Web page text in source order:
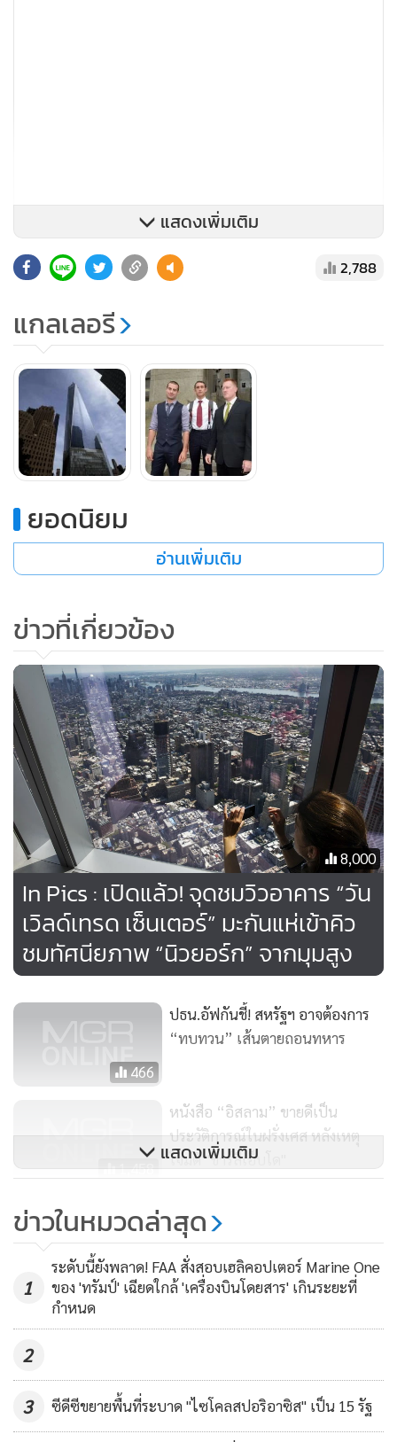
ศาลจะประกาศคำตัดสินลงโทษ รอสซิก และ แบรดี ในวันที่ 10
สามคนมีสิทธิ์ได้เข้าไปนอนในคุกสูงสุด 1 ปี
อาคารสูงระฟ้ากรุกระจกหลังนี้ถูกสร้างขึ้นบนที่ดินเดิมของ
อาคารแฝดเวิลด์เทรดเซ็นเตอร์ ซึ่งถูกผู้ก่อการร้ายจี้เครื่องบินพุ่ง
ชนเมื่อวันที่ 11 กันยายน ปี 2001 จนทำให้อาคารถล่มและมีผู้
เสียชีวิตไปกว่า 2,700 คน
อัยการระบุว่า ชายชาวนิวยอร์กทั้ง 3 คนได้แอบมุดรั้วเข้าไปในตึก
เมื่อวันที่ 30 กันยายน ปี 2013 ซึ่งขณะนั้นวัน เวิลด์เทรด
เกือบ 1 ใน 4 ไมล์ เพื่อโชว์ทักษะ BASE Jumping ซึ่งเป็นกีฬา
แบบเอ็กซ์ตรีมชนิดหนึ่ง
ชายหนุ่มทั้งสามยังติดกล้องวิดีโอไว้ที่หมวกกันน็อก และนำภาพ
ประสบการณ์สุดเสียวไปเผยแพร่บนเว็บไซต์ยูทิวบ์ ซึ่งมีผู้คลิก
เข้าไปชมแล้วกว่า 3.5 ล้านครั้ง
ทิโมธี พาร์ลาทอเร ทนายของ รอสซิก ระบุว่า “คำพิพากษาวันนี้
แสดงให้เห็นว่า สำนักงานอัยการแขวงเสียทั้งเวลาและเงินภาษี
ของประชาชนไปมากมาย เพื่อที่จะเปลี่ยนความผิดลหุโทษให้
เป็นข้อหาอุกฉกรรจ์”
วัน เวิลด์เทรด เซ็นเตอร์ ซึ่งมีอีกฉายาว่า “อาคารเสรีภาพ”
(Freedom Tower) เปิดรับผู้เช่ารายแรกเมื่อเดือนพฤศจิกายนปี
ที่แล้ว
(จากซ้าย) มาร์โก มาร์โกวิช, แอนดรูว์ รอสซิก และ เจมส์ แบรดี
แสดงเพิ่มเติม
2,788
แกลเลอรี
ยอดนิยม
อ่านเพิ่มเติม
ข่าวที่เกี่ยวข้อง
8,000
In Pics : เปิดแล้ว! จุดชมวิวอาคาร “วัน
เวิลด์เทรด เซ็นเตอร์” มะกันแห่เข้าคิว
ชมทัศนียภาพ “นิวยอร์ก” จากมุมสูง
466
ปธน.อัฟกันชี้! สหรัฐฯ อาจต้องการ
“ทบทวน” เส้นตายถอนทหาร
1,458
หนังสือ “อิสลาม” ขายดีเป็น
ประวัติการณ์ในฝรั่งเศส หลังเหตุ
โจมตี "ชาร์ลีเอ็บโด"
24,748
“เวิลด์เทรดเซ็นเตอร์” ทำพนง.เช็ด
กระจกแขวนต่องแต่งร่วม 2 ชม.
แสดงเพิ่มเติม
ข่าวในหมวดล่าสุด
1
ระดับนี้ยังพลาด! FAA สั่งสอบเฮลิคอปเตอร์ Marine One
ของ 'ทรัมป์' เฉียดใกล้ 'เครื่องบินโดยสาร' เกินระยะที่
กำหนด
2
3 ซีดีซีขยายพื้นที่ระบาด "ไซโคลสปอริอาซิส" เป็น 15 รัฐ